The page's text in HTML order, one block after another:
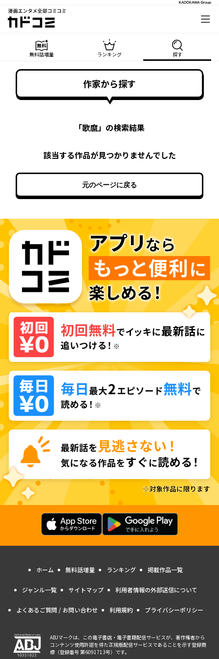
漫画エンタメ全部コミコミ
カドコミ
無料話増量 ランキング 探す
作家から探す
「歌麿」の検索結果
該当する作品が見つかりませんでした
元のページに戻る
ホーム 無料話増量 ランキング 掲載作品一覧
ジャンル一覧 サイトマップ 利用者情報の外部送信について
よくあるご質問 / お問い合わせ 利用規約 プライバシーポリシー
ABJマークは、この電子書店・電子書籍配信サービスが、著作権者から
コンテンツ使用許諾を得た正規版配信サービスであることを示す登録商
標（登録番号 第6091713号）です。